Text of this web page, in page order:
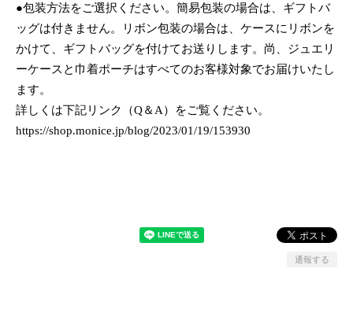
●包装方法をご選択ください。簡易包装の場合は、ギフトバ
ッグは付きません。リボン包装の場合は、ケースにリボンを
かけて、ギフトバッグを付けてお送りします。尚、ジュエリ
ーケースと巾着ポーチはすべてのお客様対象でお届けいたし
ます。
詳しくは下記リンク（Q＆A）をご覧ください。
https://shop.monice.jp/blog/2023/01/19/153930
通報する